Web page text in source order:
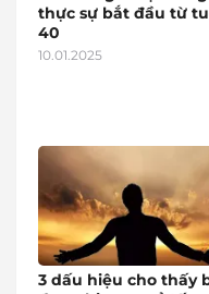
thực sự bắt đầu từ
40
10.01.2025
3 dấu hiệu cho thấy